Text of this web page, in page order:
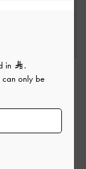
نظارة شمسية
واسعة بتصميم
in
.
can only be